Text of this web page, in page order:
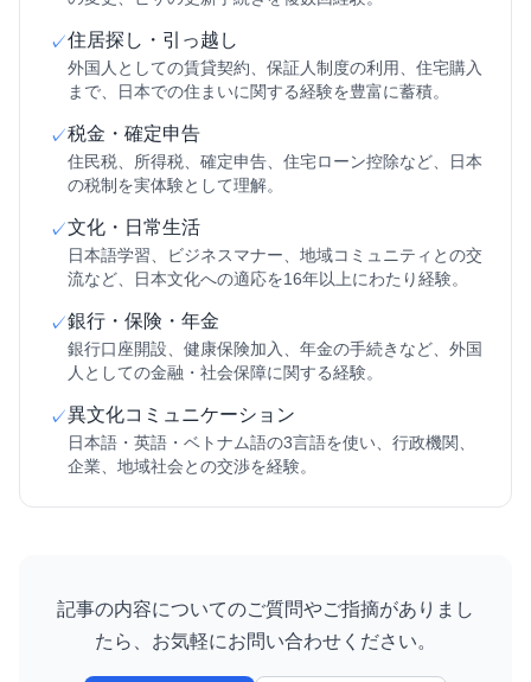
✓住居探し・引っ越し
外国人としての賃貸契約、保証人制度の利用、住宅購入
まで、日本での住まいに関する経験を豊富に蓄積。
✓税金・確定申告
住民税、所得税、確定申告、住宅ローン控除など、日本
の税制を実体験として理解。
✓文化・日常生活
日本語学習、ビジネスマナー、地域コミュニティとの交
流など、日本文化への適応を16年以上にわたり経験。
✓銀行・保険・年金
銀行口座開設、健康保険加入、年金の手続きなど、外国
人としての金融・社会保障に関する経験。
✓異文化コミュニケーション
日本語・英語・ベトナム語の3言語を使い、行政機関、
企業、地域社会との交渉を経験。
記事の内容についてのご質問やご指摘がありまし
たら、お気軽にお問い合わせください。